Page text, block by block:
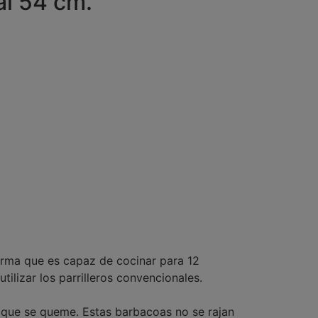
que es capaz de cocinar para 12
los parrilleros convencionales.
se queme. Estas barbacoas no se rajan